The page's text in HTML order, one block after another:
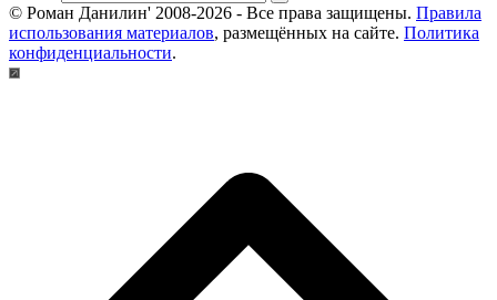
© Роман Данилин' 2008-2026 - Все права защищены. Правила
использования материалов, размещённых на сайте. Политика
конфиденциальности.